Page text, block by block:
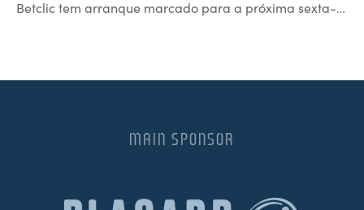
Betclic tem arranque marcado para a próxima sexta-…
MAIN SPONSOR